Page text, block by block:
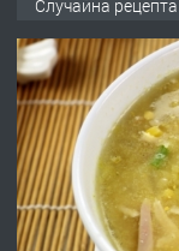
ПРЕДЛАГА
Случайна рецепта